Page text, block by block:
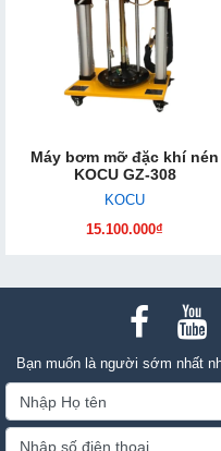
Máy bơm mỡ đặc khí nén
KOCU GZ-308
KOCU
15.100.000₫
Bạn muốn là người sớm nhất